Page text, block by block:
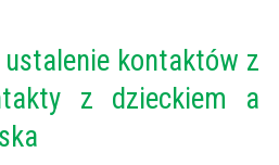
kontaktów z
z dzieckiem a